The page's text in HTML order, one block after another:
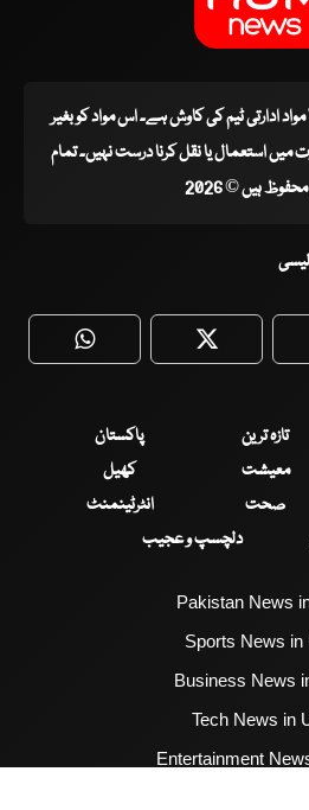
مواد ادارتی ٹیم کی کاوش ہے۔ اس مواد کو بغیر
استعمال یا نقل کرنا درست نہیں۔ تمام
ہیں © 2026
WhatsApp Twitter
تازہ ترین
پاکستان
معیشت
کھیل
صحت
انٹرٹینمنٹ
دلچسپ و عجیب
Pakistan News
Sports News in
Business News
Tech News in
Entertainment